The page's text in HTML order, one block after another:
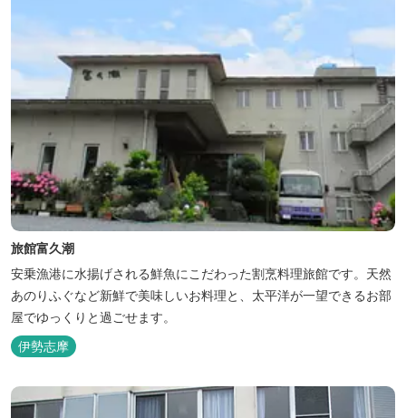
旅館富久潮
安乗漁港に水揚げされる鮮魚にこだわった割烹料理旅館です。天然
あのりふぐなど新鮮で美味しいお料理と、太平洋が一望できるお部
屋でゆっくりと過ごせます。
伊勢志摩